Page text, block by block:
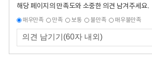
해당 페이지의 만족도와 소중한 의견 남겨주세요.
매우만족 만족 보통 불만족 매우불만족